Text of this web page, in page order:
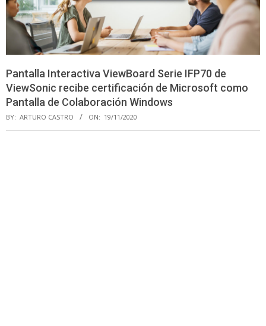
Pantalla Interactiva ViewBoard Serie IFP70 de
ViewSonic recibe certificación de Microsoft como
Pantalla de Colaboración Windows
BY: ARTURO CASTRO ON: 19/11/2020